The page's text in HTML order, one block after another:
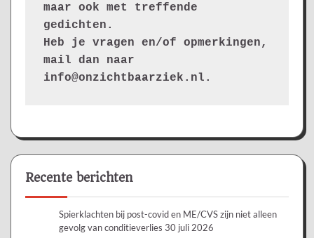
maar ook met treffende
gedichten.
Heb je vragen en/of opmerkingen,
mail dan naar
info@onzichtbaarziek.nl.
Recente berichten
Spierklachten bij post-covid en ME/CVS zijn niet alleen
gevolg van conditieverlies 30 juli 2026